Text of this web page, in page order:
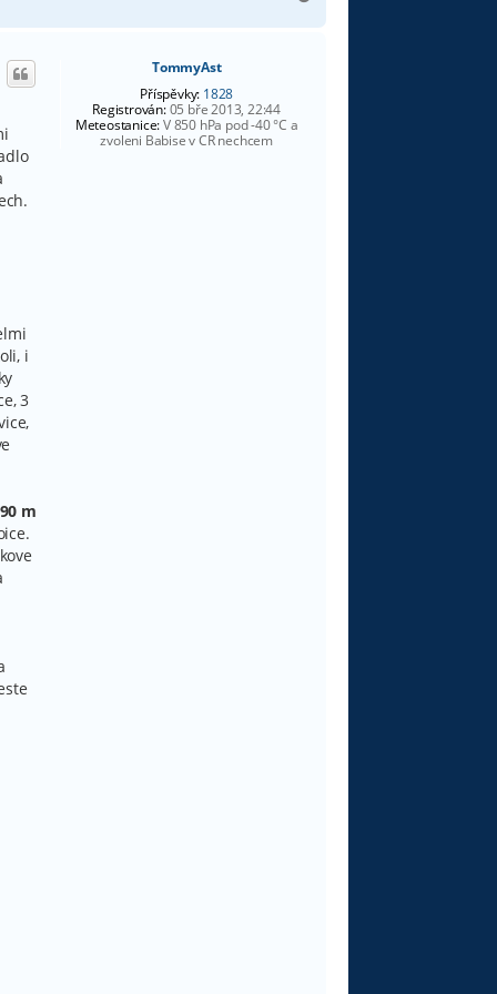
h
TommyAst
Příspěvky: 1828
Registrován:05 bře 2013, 22:44
Meteostanice:V 850 hPa pod -40 °C a
zvoleni Babise v CR nechcem
i
3
m